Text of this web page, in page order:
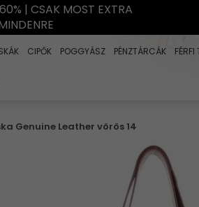
| CSAK MOST EXTRA
CIPŐK POGGYÁSZ PÉNZTÁRCÁK
Genuine Leather vörös 14